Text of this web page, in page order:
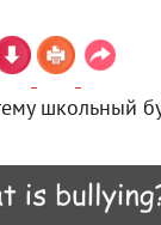
школьный